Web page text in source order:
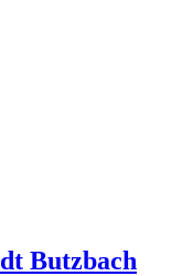
Butzbach